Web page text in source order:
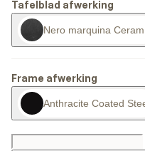
Tafelblad afwerking
Nero marquina
Frame afwerking
Anthracite Coated